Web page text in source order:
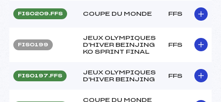
FIS0209.FFS COUPE DU MONDE FFS
FIS0199
JEUX OLYMPIQUES
D'HIVER BEINJING
KO SPRINT FINAL
FFS
FIS0197.FFS
JEUX OLYMPIQUES
D'HIVER BEINJING
FFS
COUPE DU MONDE